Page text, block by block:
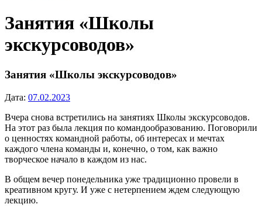
Занятия «Школы
экскурсоводов»
Занятия «Школы экскурсоводов»
Дата: 07.02.2023
Вчера снова встретились на занятиях Школы экскурсоводов.
На этот раз была лекция по командообразованию. Поговорили
о ценностях командной работы, об интересах и мечтах
каждого члена команды и, конечно, о том, как важно
творческое начало в каждом из нас.
В общем вечер понедельника уже традиционно провели в
креативном кругу. И уже с нетерпением ждем следующую
лекцию.